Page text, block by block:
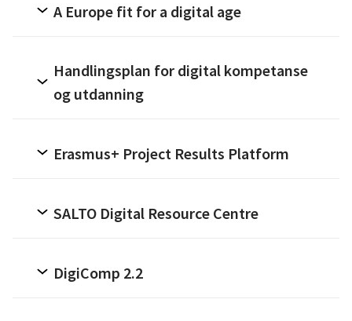
A Europe fit for a digital age
Handlingsplan for digital kompetanse
og utdanning
Erasmus+ Project Results Platform
SALTO Digital Resource Centre
DigiComp 2.2